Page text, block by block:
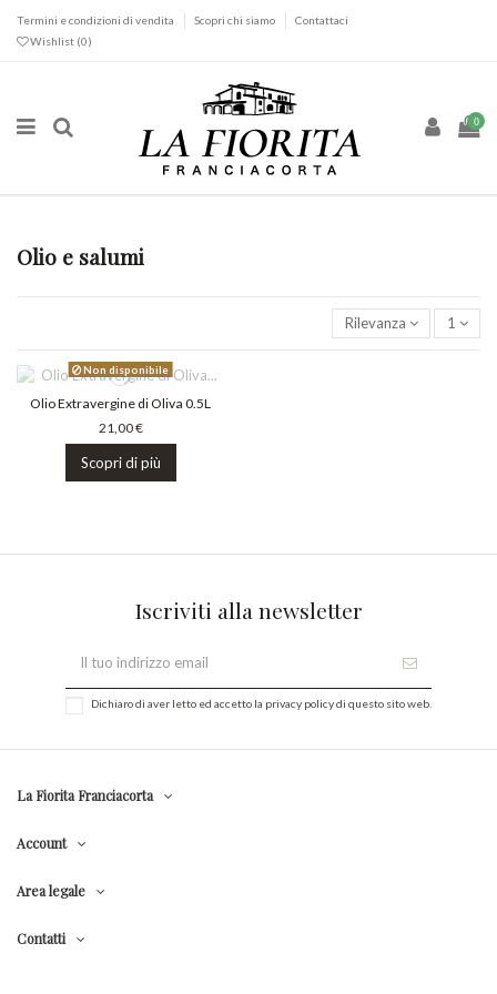
Termini e condizioni di vendita Scopri chi siamo
Contattaci
Wishlist (0)
0
Olio e salumi
Rilevanza 1
Non disponibile
Olio Extravergine di Oliva 0.5L
21,00 €
Scopri di più
Iscriviti alla newsletter
Dichiaro di aver letto ed accetto la privacy policydi questo sito web.
La Fiorita Franciacorta
Account
Area legale
Contatti